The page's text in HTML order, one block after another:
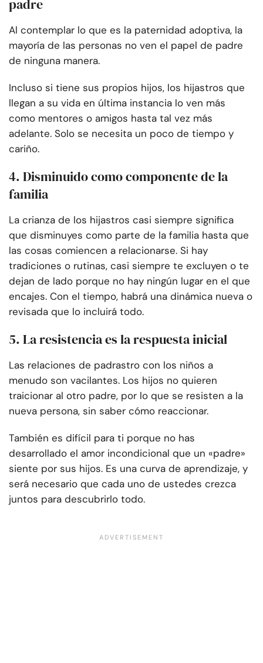
padre
Al contemplar lo que es la paternidad adoptiva, la
mayoría de las personas no ven el papel de padre
de ninguna manera.
Incluso si tiene sus propios hijos, los hijastros que
llegan a su vida en última instancia lo ven más
como mentores o amigos hasta tal vez más
adelante. Solo se necesita un poco de tiempo y
cariño.
4. Disminuido como componente de la
familia
La crianza de los hijastros casi siempre significa
que disminuyes como parte de la familia hasta que
las cosas comiencen a relacionarse. Si hay
tradiciones o rutinas, casi siempre te excluyen o te
dejan de lado porque no hay ningún lugar en el que
encajes. Con el tiempo, habrá una dinámica nueva o
revisada que lo incluirá todo.
5. La resistencia es la respuesta inicial
Las relaciones de padrastro con los niños a
menudo son vacilantes. Los hijos no quieren
traicionar al otro padre, por lo que se resisten a la
nueva persona, sin saber cómo reaccionar.
También es difícil para ti porque no has
desarrollado el amor incondicional que un «padre»
siente por sus hijos. Es una curva de aprendizaje, y
será necesario que cada uno de ustedes crezca
juntos para descubrirlo todo.